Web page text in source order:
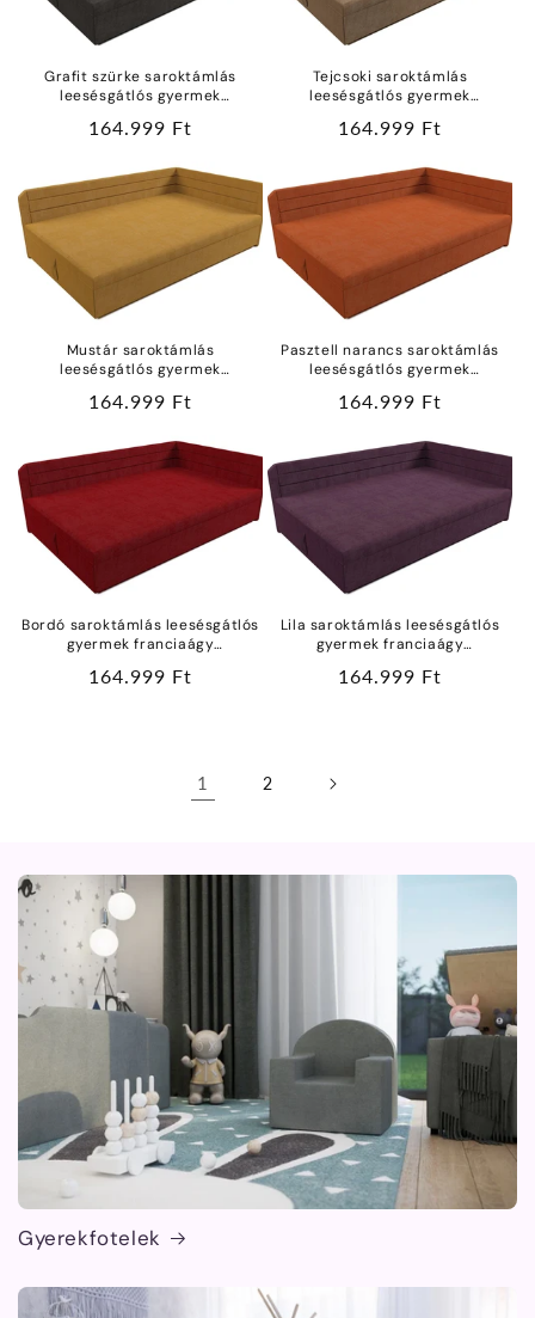
Grafit szürke saroktámlás
leesésgátlós gyermek
vízlepergetős bútorszövetből
Normál
164.999 Ft
Tejcsoki saroktámlás
leesésgátlós gyermek
vízlepergetős bútorszövetből
Normál
164.999 Ft
Mustár saroktámlás
leesésgátlós gyermek
vízlepergetős bútorszövetből
Normál
164.999 Ft
Pasztell narancs saroktámlás
leesésgátlós gyermek
vízlepergetős bútorszövetből
Normál
164.999 Ft
Bordó saroktámlás leesésgátlós
gyermek franciaágy
bútorszövetből
Normál
164.999 Ft
Lila saroktámlás leesésgátlós
gyermek franciaágy
bútorszövetből
Normál
164.999 Ft
1 2
Gyerekfotelek